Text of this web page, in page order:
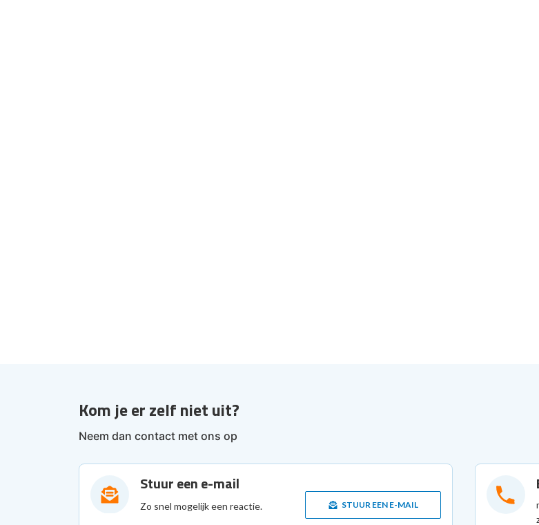
Kom je er zelf niet uit?
Neem dan contact met ons op
Stuur een e-mail
Zo snel mogelijk een reactie. STUUR EEN E-MAIL